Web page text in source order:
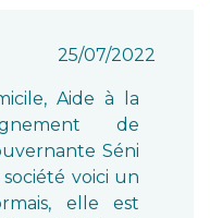
25/07/2022
Aide à la
de
Séni
voici un
elle est